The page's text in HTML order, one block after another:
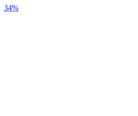
34%